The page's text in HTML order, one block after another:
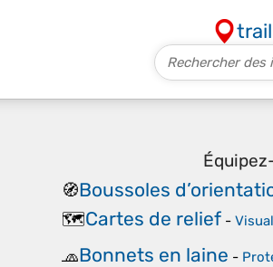
🧭Boussoles
🗺️Cartes de relief-
🧢Bonnets en laine -